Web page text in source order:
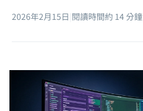
2026年2月15日 閱讀時間約 14 分鐘